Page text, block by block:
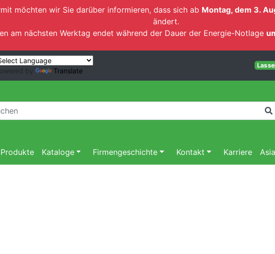
möchten wir Sie darüber informieren, dass sich ab Montag, dem 3.
ändert.
am nächsten Werktag endet während der Dauer der Energie-Notlage
by Translate
Kataloge Firmengeschichte Kontakt Karriere